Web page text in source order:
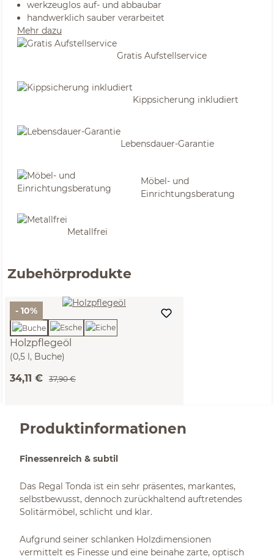
werkzeuglos auf- und abbaubar
handwerklich sauber verarbeitet
Mehr dazu
Gratis Aufstellservice
Kippsicherung inkludiert
Lebensdauer-Garantie
Möbel- und
Einrichtungsberatung
Metallfrei
Zubehörprodukte
- 10%
Holzpflegeöl
(0,5 l, Buche)
34,11 € 37,90 €
Produktinformationen
Finessenreich & subtil
Das Regal Tonda ist ein sehr präsentes, markantes,
selbstbewusst, dennoch zurückhaltend auftretendes
Solitärmöbel, schlicht und klar.
Aufgrund seiner schlanken Holzdimensionen
vermittelt es Finesse und eine beinahe zarte, optisch